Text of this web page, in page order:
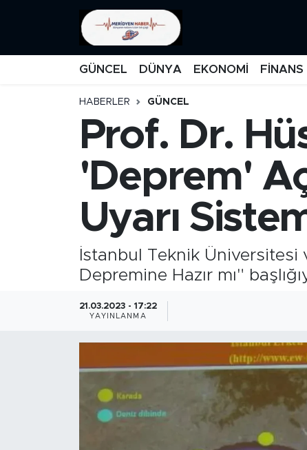
GÜNCEL DÜNYA EKONOMİ FİNANS
HABERLER GÜNCEL
Prof. Dr.
'Deprem'
Uyarı
İstanbul Teknik Üniversitesi
Depremine Hazır mı"
21.03.2023 - 17:22
YAYINLANMA
MANŞET
DÜNYA
GÜNCEL
RÖPÖRTAJ
İstanbul Namaz Vakitleri
Süper Lig Puan Durumu ve Fikstür
Tüm Manşetler
Son Dakika Haberleri